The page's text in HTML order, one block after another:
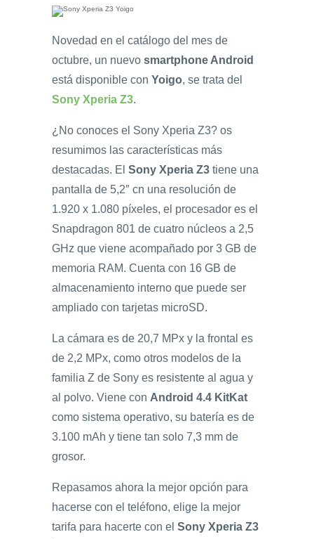
Novedad en el catálogo del mes de
octubre, un nuevo smartphone Android
está disponible con Yoigo, se trata del
Sony Xperia Z3.
¿No conoces el Sony Xperia Z3? os
resumimos las características más
destacadas. El Sony Xperia Z3 tiene una
pantalla de 5,2″ cn una resolución de
1.920 x 1.080 píxeles, el procesador es el
Snapdragon 801 de cuatro núcleos a 2,5
GHz que viene acompañado por 3 GB de
memoria RAM. Cuenta con 16 GB de
almacenamiento interno que puede ser
ampliado con tarjetas microSD.
La cámara es de 20,7 MPx y la frontal es
de 2,2 MPx, como otros modelos de la
familia Z de Sony es resistente al agua y
al polvo. Viene con Android 4.4 KitKat
como sistema operativo, su batería es de
3.100 mAh y tiene tan solo 7,3 mm de
grosor.
Repasamos ahora la mejor opción para
hacerse con el teléfono, elige la mejor
tarifa para hacerte con el Sony Xperia Z3